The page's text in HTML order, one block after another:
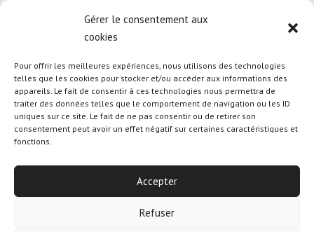
Gérer le consentement aux
cookies
Pour offrir les meilleures expériences, nous utilisons des technologies
telles que les cookies pour stocker et/ou accéder aux informations des
appareils. Le fait de consentir à ces technologies nous permettra de
traiter des données telles que le comportement de navigation ou les ID
uniques sur ce site. Le fait de ne pas consentir ou de retirer son
consentement peut avoir un effet négatif sur certaines caractéristiques et
fonctions.
Accepter
Refuser
Tsinjo Aina bénéficie du soutien de l’association
Amitié France Madagascar
cookies|Conditions Générales de Vente